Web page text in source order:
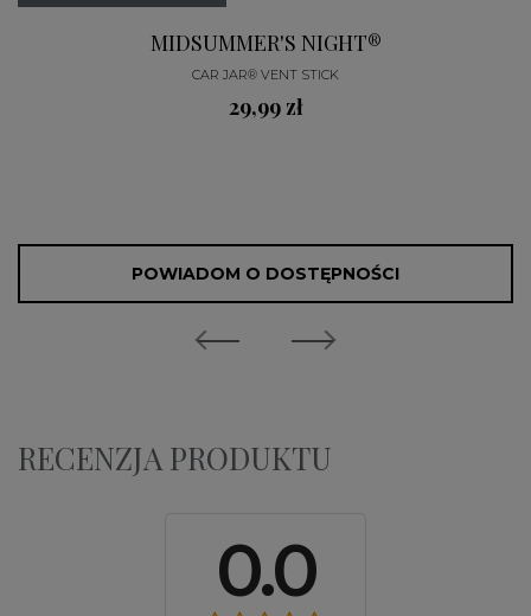
MIDSUMMER'S NIGHT®
CAR JAR® VENT STICK
29,99 zł
POWIADOM O DOSTĘPNOŚCI
RECENZJA PRODUKTU
0.0